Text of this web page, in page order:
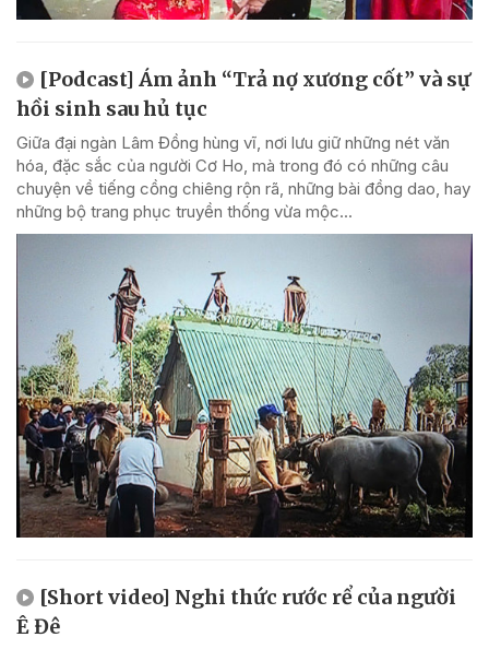
[Podcast] Ám ảnh “Trả nợ xương cốt” và sự
hồi sinh sau hủ tục
Giữa đại ngàn Lâm Đồng hùng vĩ, nơi lưu giữ những nét văn
hóa, đặc sắc của người Cơ Ho, mà trong đó có những câu
chuyện về tiếng cồng chiêng rộn rã, những bài đồng dao, hay
những bộ trang phục truyền thống vừa mộc...
[Short video] Nghi thức rước rể của người
Ê Đê